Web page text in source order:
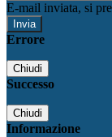
E-mail inviata, si
Errore
Chiudi
Successo
Chiudi
Informazione